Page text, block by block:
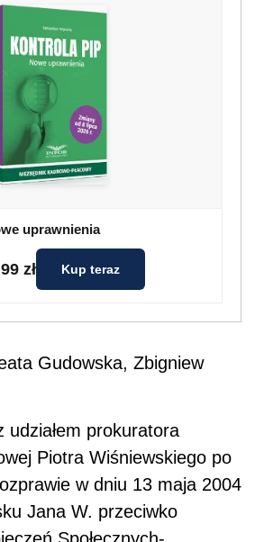
uprawnienia
99 zł Kup teraz
Gudowska, Zbigniew
udziałem prokuratora
Piotra Wiśniewskiego po
w dniu 13 maja 2004
Jana W. przeciwko